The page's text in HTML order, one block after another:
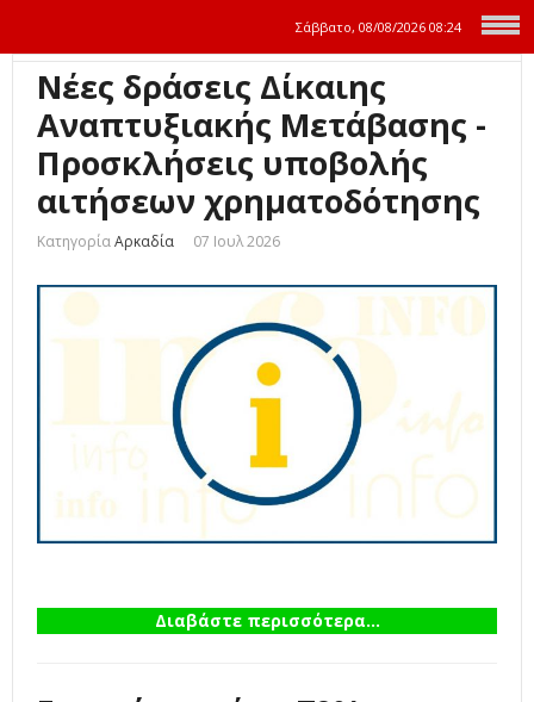
Σάββατο, 08/08/2026 08:24
Νέες δράσεις Δίκαιης
Αναπτυξιακής Μετάβασης -
Προσκλήσεις υποβολής
αιτήσεων χρηματοδότησης
ΚατηγορίαΑρκαδία 07 Ιουλ 2026
Διαβάστε περισσότερα...